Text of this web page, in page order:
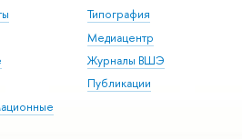
Типография
Медиацентр
Журналы ВШЭ
Публикации